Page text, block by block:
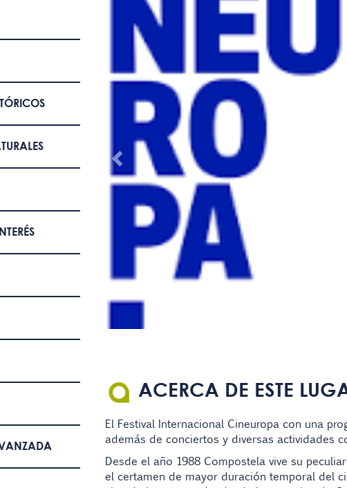
ACERCA DE ESTE
El Festival Internacional Cineuropa con una
además de conciertos y diversas actividades
Desde el año 1988 Compostela vive su
el certamen de mayor duración temporal del